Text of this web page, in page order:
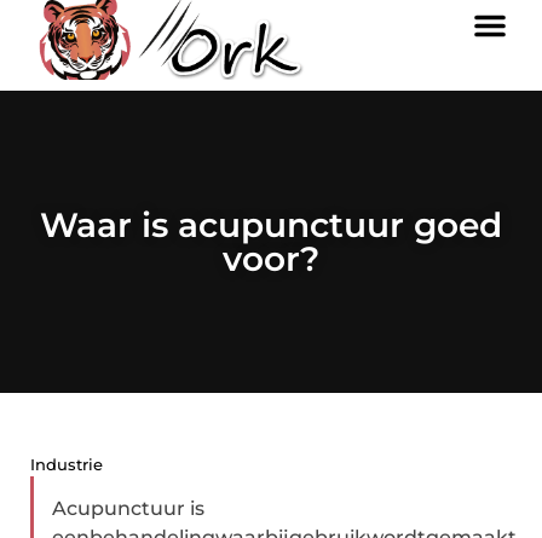
Waar is acupunctuur goed
voor?
Industrie
Acupunctuur is